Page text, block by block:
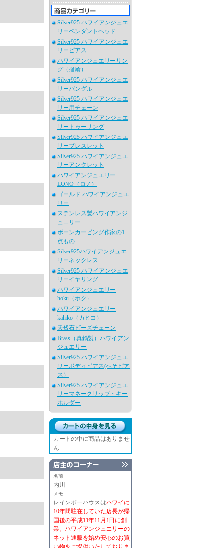
Silver925 ハワイアンジュエ
リーペンダントヘッド
Silver925 ハワイアンジュエ
リーピアス
ハワイアンジュエリーリン
グ（指輪）
Silver925 ハワイアンジュエ
リーバングル
Silver925 ハワイアンジュエ
リー用チェーン
Silver925 ハワイアンジュエ
リートゥーリング
Silver925 ハワイアンジュエ
リーブレスレット
Silver925 ハワイアンジュエ
リーアンクレット
ハワイアンジュエリー
LONO（ロノ）
ゴールド ハワイアンジュエ
リー
ステンレス製ハワイアンジ
ュエリー
ボーンカービング作家の1
点もの
Silver925ハワイアンジュエ
リーネックレス
Silver925 ハワイアンジュエ
リーイヤリング
ハワイアンジュエリー
hoku（ホク）
ハワイアンジュエリー
kahiko（カヒコ）
天然石ビーズチェーン
Brass（真鍮製）ハワイアン
ジュエリー
Silver925 ハワイアンジュエ
リーボディピアス(へそピア
ス）
Silver925 ハワイアンジュエ
リーマネークリップ・キー
ホルダー
カートの中に商品はありませ
ん
名前
内川
メモ
レインボーハウスはハワイに
10年間駐在していた店長が帰
国後の平成11年11月1日に創
業。ハワイアンジュエリーの
ネット通販を始め安心のお買
い物をご提供いたしておりま